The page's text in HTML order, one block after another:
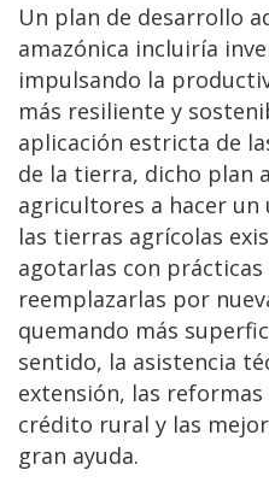
Un plan de desarrollo
amazónica incluiría
impulsando la
más resiliente y
aplicación estricta de
de la tierra, dicho plan
agricultores a hacer un
las tierras agrícolas
agotarlas con
reemplazarlas por
quemando más
sentido, la asistencia
extensión, las
crédito rural y las
gran ayuda.